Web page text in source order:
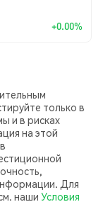
+0.00%
только в
и в рисках
на этой
Для
наши Условия